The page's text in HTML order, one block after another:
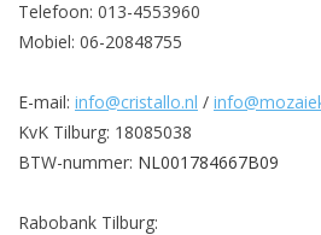
Telefoon: 013-4553960
Mobiel: 06-20848755
E-mail: info@cristallo.nl /
KvK Tilburg: 18085038
BTW-nummer: NL001784667B09
Rabobank Tilburg: